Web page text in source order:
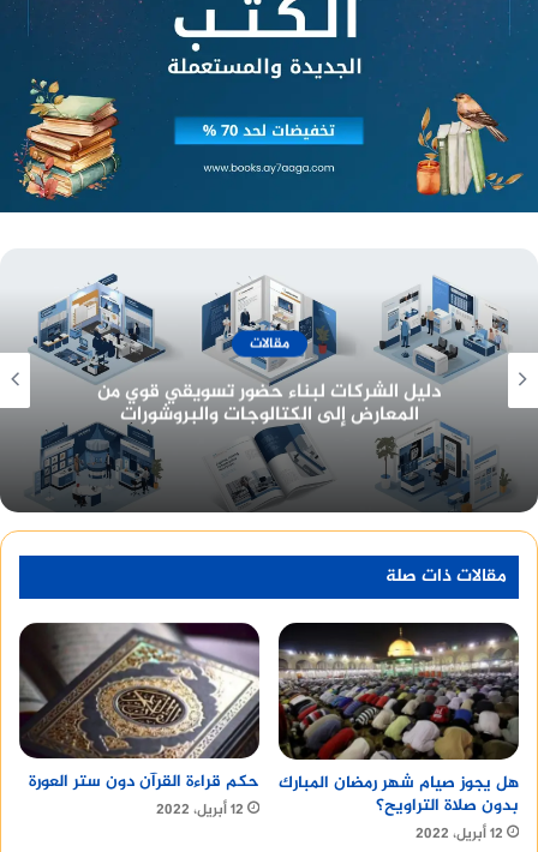
منصة وساطة لبيع العقارات مجانا
أسعار وخدمات
معرفة أسعار تصميم هوية تجارية وبناء بيئة عمل
احترافية للشركات
مقالات ذات صلة
هل يجوز صيام شهر رمضان المبارك
بدون صلاة التراويح؟
12 أبريل، 2022
حكم قراءة القرآن دون ستر العورة
12 أبريل، 2022